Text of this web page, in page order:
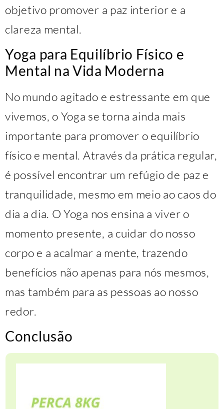
objetivo promover a paz interior e a
clareza mental.
Yoga para Equilíbrio Físico e
Mental na Vida Moderna
No mundo agitado e estressante em que
vivemos, o Yoga se torna ainda mais
importante para promover o equilíbrio
físico e mental. Através da prática regular,
é possível encontrar um refúgio de paz e
tranquilidade, mesmo em meio ao caos do
dia a dia. O Yoga nos ensina a viver o
momento presente, a cuidar do nosso
corpo e a acalmar a mente, trazendo
benefícios não apenas para nós mesmos,
mas também para as pessoas ao nosso
redor.
Conclusão